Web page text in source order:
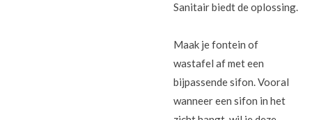
Sanitair biedt de oplossing.
Maak je fontein of
wastafel af met een
bijpassende sifon. Vooral
wanneer een sifon in het